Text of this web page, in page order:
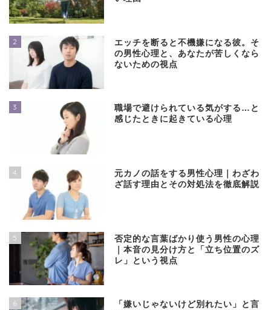
2
エッチを断ると不機嫌になる彼。そ
の男性心理と、あなたが苦しくなら
ないための視点
3
職場で避けられている気がする…と
感じたときに起きている心理
4
元カノの話をする男性心理｜わざわ
ざ話す理由とその対処法を徹底解説
5
否定的な言葉ばかり使う男性の心理
｜本音の見分け方と「立ち位置のズ
レ」という視点
6
「嫌いじゃないけど別れたい」と言